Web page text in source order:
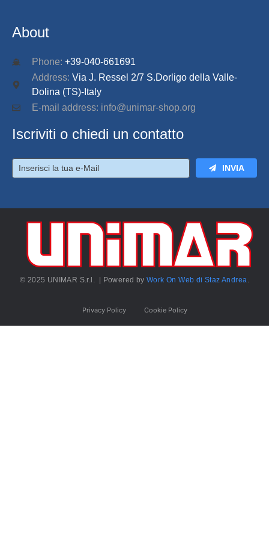
About
Phone: +39-040-661691
Address: Via J. Ressel 2/7 S.Dorligo della Valle-
Dolina (TS)-Italy
E-mail address: info@unimar-shop.org
Iscriviti o chiedi un contatto
INVIA
© 2025 UNIMAR S.r.l. | Powered byWork On Web di Staz Andrea.
Privacy Policy Cookie Policy